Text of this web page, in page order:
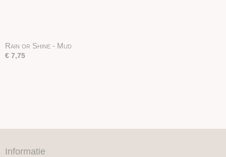
Rain or Shine - Mud
€ 7,75
Informatie